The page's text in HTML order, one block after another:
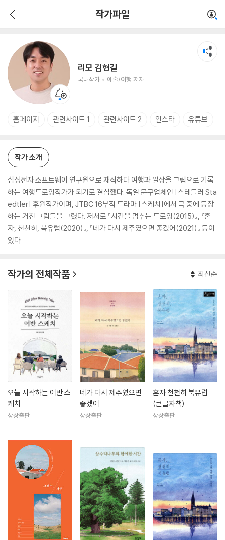
작가파일
리모 김현길
국내작가 예술/여행 저자
예술/여행 저자
홈페이지 관련사이트 1 관련사이트 2 인스타 유튜브
작가 소개
삼성전자 소프트웨어 연구원으로 재직하다 여행과 일상을 그림으로 기록
하는 여행드로잉작가가 되기로 결심했다. 독일 문구업체인 [스테들러 Sta
edtler] 후원작가이며, JTBC 16부작 드라마 [스케치]에서 극 중에 등장
하는 거친 그림들을 그렸다. 저서로 『시간을 멈추는 드로잉(2015)』, 『혼
자, 천천히, 북유럽(2020)』, 『네가 다시 제주였으면 좋겠어(2021)』 등이
있다.
작가의 전체작품 최신순
오늘 시작하는 어반 스
케치
상상출판
네가 다시 제주였으면
좋겠어
상상출판
혼자 천천히 북유럽
(큰글자책)
상상출판